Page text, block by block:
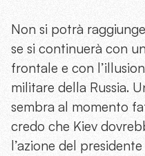
Non si potrà
se si continuerà con
frontale e con
militare della Russia.
sembra al momento
credo che Kiev
l’azione del